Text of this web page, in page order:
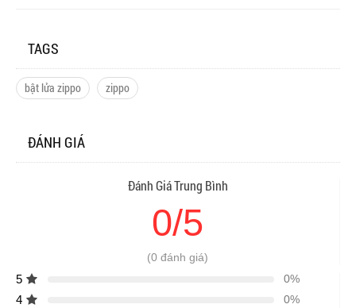
TAGS
bật lửa zippo zippo
ĐÁNH GIÁ
Đánh Giá Trung Bình
0/5
(0 đánh giá)
5 0%
4 0%